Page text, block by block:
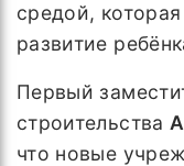
средой,
развитие
Первый
строительства
что новые